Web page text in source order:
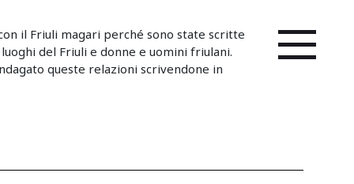
il Friuli magari perché sono state scritte
del Friuli e donne e uomini friulani.
queste relazioni scrivendone in